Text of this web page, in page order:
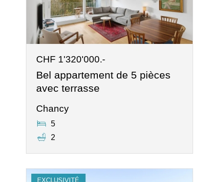
CHF 1'320'000.-
Bel appartement de 5 pièces
avec terrasse
Chancy
5
2
EXCLUSIVITÉ